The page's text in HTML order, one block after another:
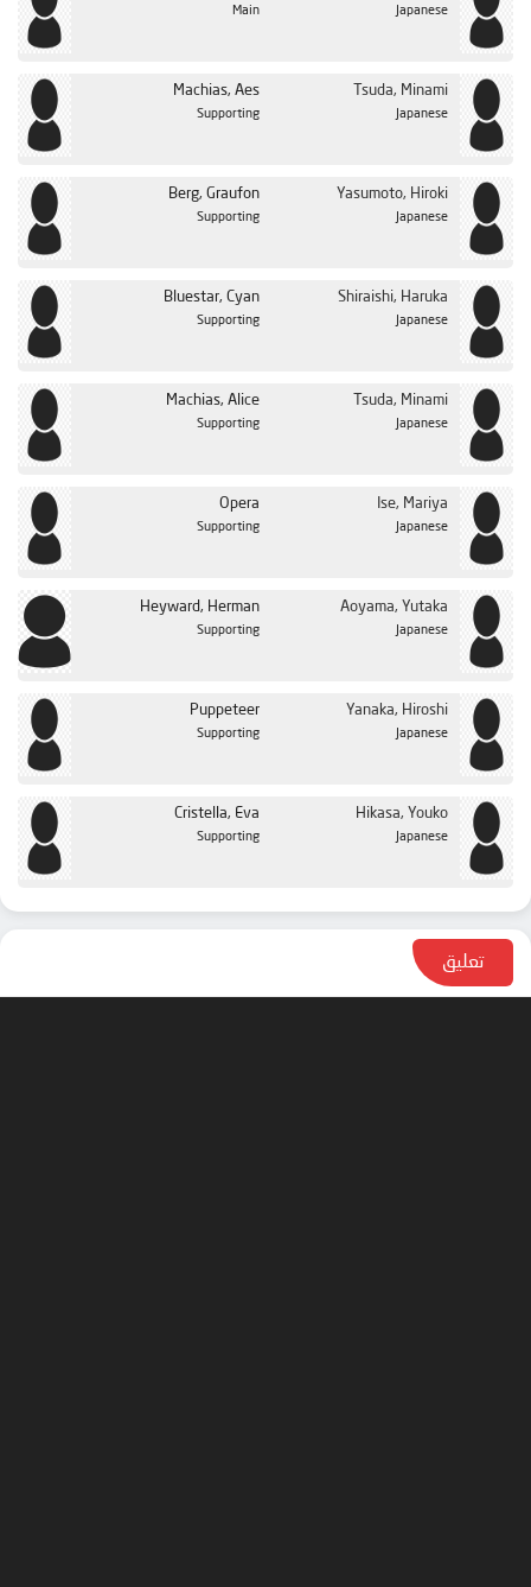
Main Japanese
Machias, Aes
Supporting
Tsuda, Minami
Japanese
Berg, Graufon
Supporting
Yasumoto, Hiroki
Japanese
Bluestar, Cyan
Supporting
Shiraishi, Haruka
Japanese
Machias, Alice
Supporting
Tsuda, Minami
Japanese
Opera
Supporting
Ise, Mariya
Japanese
Heyward, Herman
Supporting
Aoyama, Yutaka
Japanese
Puppeteer
Supporting
Yanaka, Hiroshi
Japanese
Cristella, Eva
Supporting
Hikasa, Youko
Japanese
تعليق